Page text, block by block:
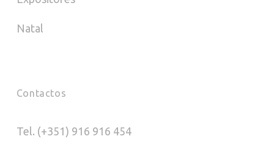
Natal
Contactos
Tel. (+351) 916 916 454